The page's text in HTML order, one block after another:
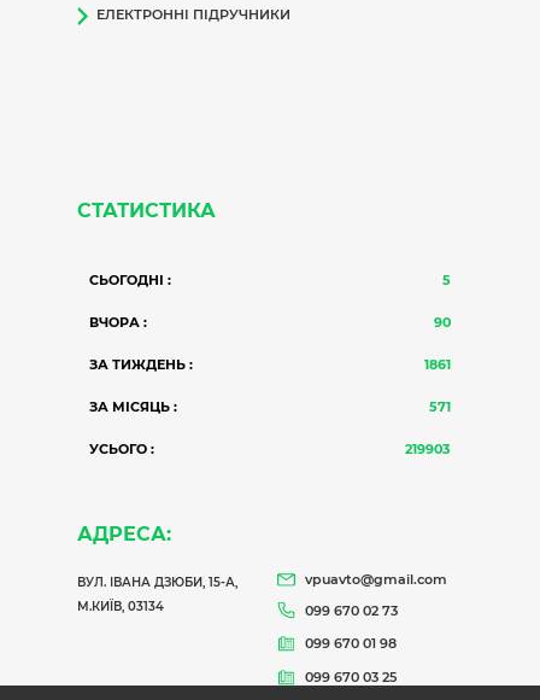
ЕЛЕКТРОННІ ПІДРУЧНИКИ
СТАТИСТИКА
СЬОГОДНІ : 5
ВЧОРА : 90
ЗА ТИЖДЕНЬ : 1861
ЗА МІСЯЦЬ : 571
УСЬОГО : 219903
АДРЕСА:
ВУЛ. ІВАНА ДЗЮБИ, 15-А,
М.КИЇВ, 03134
vpuavto@gmail.com
099 670 02 73
099 670 01 98
099 670 03 25